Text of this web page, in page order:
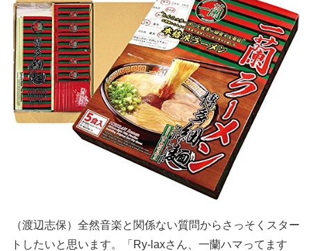
（渡辺志保）全然音楽と関係ない質問からさっそくスター
トしたいと思います。「Ry-laxさん、一蘭ハマってます